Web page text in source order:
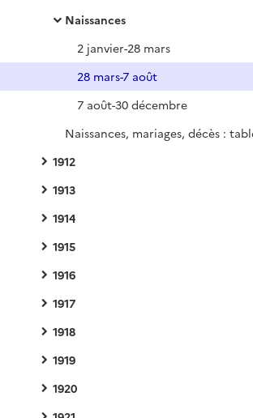
Naissances
2 janvier-28 mars
28 mars-7 août
7 août-30 décembre
Naissances, mariages, décès :
1912
1913
1914
1915
1916
1917
1918
1919
1920